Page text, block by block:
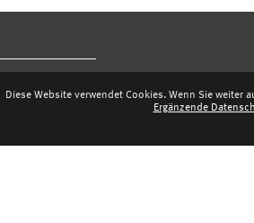
Diese Website verwendet Cookies. Wenn Sie
Ergänzende